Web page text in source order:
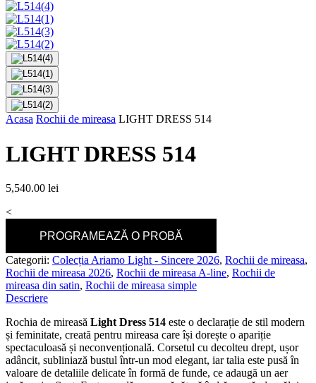
Acasa Rochii de mireasa LIGHT DRESS 514
LIGHT DRESS 514
5,540.00 lei
<
PROGRAMEAZĂ O PROBĂ
Categorii: Colecția Ariamo Light - Sincere 2026, Rochii de mireasa,
Rochii de mireasa 2026, Rochii de mireasa A-line, Rochii de
mireasa din satin, Rochii de mireasa simple
Descriere
Rochia de mireasă Light Dress 514 este o declarație de stil modern
și feminitate, creată pentru mireasa care își dorește o apariție
spectaculoasă și neconvențională. Corsetul cu decolteu drept, ușor
adâncit, subliniază bustul într-un mod elegant, iar talia este pusă în
valoare de detaliile delicate în formă de funde, ce adaugă un aer